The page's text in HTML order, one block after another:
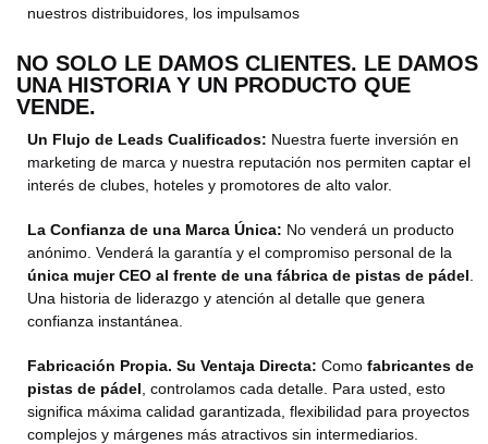
nuestros distribuidores, los impulsamos
NO SOLO LE DAMOS CLIENTES. LE DAMOS
UNA HISTORIA Y UN PRODUCTO QUE
VENDE.
Un Flujo de Leads Cualificados: Nuestra fuerte inversión en
marketing de marca y nuestra reputación nos permiten captar el
interés de clubes, hoteles y promotores de alto valor.
La Confianza de una Marca Única: No venderá un producto
anónimo. Venderá la garantía y el compromiso personal de la
única mujer CEO al frente de una fábrica de pistas de pádel
Una historia de liderazgo y atención al detalle que genera
confianza instantánea.
Fabricación Propia. Su Ventaja Directa: Como fabricantes de
pistas de pádel , controlamos cada detalle. Para usted, esto
significa máxima calidad garantizada, flexibilidad para proyectos
complejos y márgenes más atractivos sin intermediarios.